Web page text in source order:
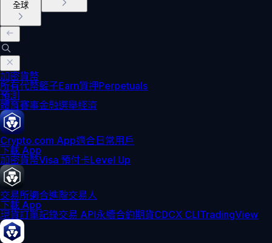
全球
加密貨幣
所有代幣籃子Earn質押Perpetuals
預測
體育賽事金融選舉經濟
Crypto.com App適合日常用戶
下載 App
加密貨幣Visa 預付卡Level Up
交易所適合進階交易人
下載 App
現貨訂單記錄交易 API永續合約期貨CDCX CLITradingView